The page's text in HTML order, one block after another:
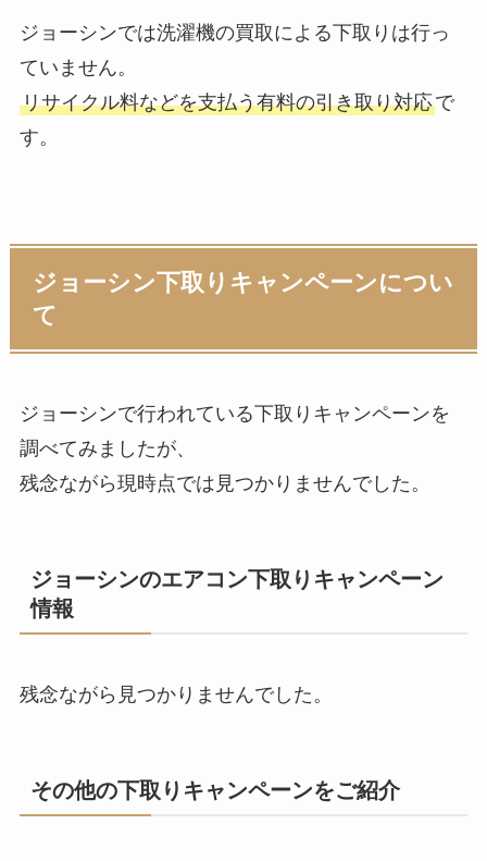
ジョーシンでは洗濯機の買取による下取りは行っ
ていません。
リサイクル料などを支払う有料の引き取り対応で
す。
ジョーシン下取りキャンペーンについ
て
ジョーシンで行われている下取りキャンペーンを
調べてみましたが、
残念ながら現時点では見つかりませんでした。
ジョーシンのエアコン下取りキャンペーン
情報
残念ながら見つかりませんでした。
その他の下取りキャンペーンをご紹介